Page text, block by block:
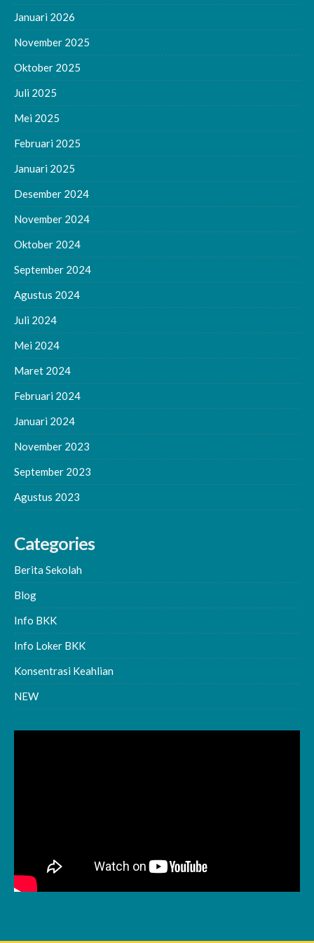
Januari 2026
November 2025
Oktober 2025
Juli 2025
Mei 2025
Februari 2025
Januari 2025
Desember 2024
November 2024
Oktober 2024
September 2024
Agustus 2024
Juli 2024
Mei 2024
Maret 2024
Februari 2024
Januari 2024
November 2023
September 2023
Agustus 2023
Categories
Berita Sekolah
Blog
Info BKK
Info Loker BKK
Konsentrasi Keahlian
NEW